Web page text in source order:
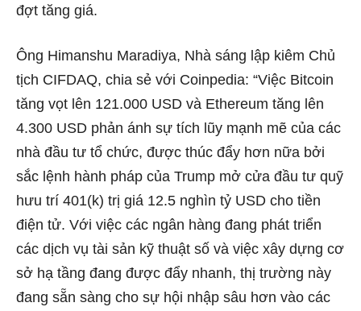
đợt tăng giá.
Ông Himanshu Maradiya, Nhà sáng lập kiêm Chủ
tịch CIFDAQ, chia sẻ với Coinpedia: “Việc Bitcoin
tăng vọt lên 121.000 USD và Ethereum tăng lên
4.300 USD phản ánh sự tích lũy mạnh mẽ của các
nhà đầu tư tổ chức, được thúc đẩy hơn nữa bởi
sắc lệnh hành pháp của Trump mở cửa đầu tư quỹ
hưu trí 401(k) trị giá 12.5 nghìn tỷ USD cho tiền
điện tử. Với việc các ngân hàng đang phát triển
các dịch vụ tài sản kỹ thuật số và việc xây dựng cơ
sở hạ tầng đang được đẩy nhanh, thị trường này
đang sẵn sàng cho sự hội nhập sâu hơn vào các